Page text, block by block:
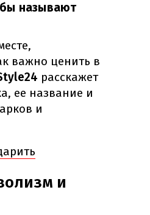
называют
важно ценить в
расскажет
ее название и
и
и